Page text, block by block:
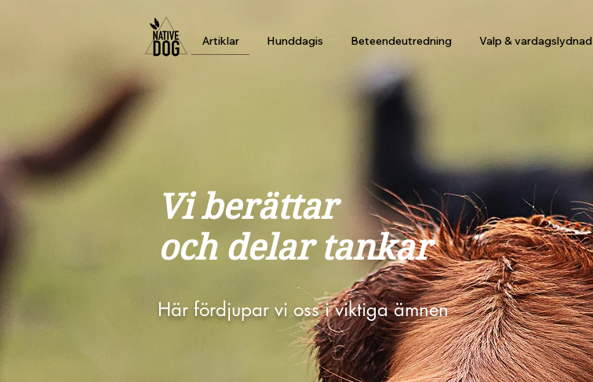
Artiklar Hunddagis Beteendeutredning Valp & vardagslydnad
Vi berättar
och delar tankar
Här fördjupar vi oss i viktiga ämnen